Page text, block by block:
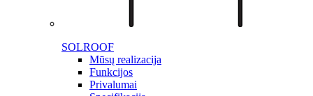
SOLROOF
Mūsų realizacija
Funkcijos
Privalumai